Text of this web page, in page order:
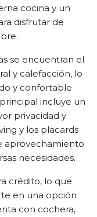
cocina y un
disfrutar de
se encuentran el
y calefacción, lo
y confortable
incluye un
privacidad y
y los placards
aprovechamiento
necesidades.
crédito, lo que
en una opción
con cochera,